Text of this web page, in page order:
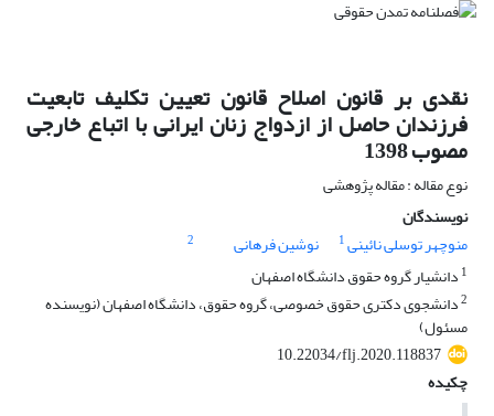
نقدی بر قانون اصلاح قانون تعیین تکلیف تابعیت
فرزندان حاصل از ازدواج زنان ایرانی با اتباع خارجی
مصوب 1398
نوع مقاله : مقاله پژوهشی
نویسندگان
منوچهر توسلی نائینی1 نوشین فرهانی
2
1 دانشیار گروه حقوق دانشگاه اصفهان
2دانشجوی دکتری حقوق خصوصی، گروه حقوق، دانشگاه اصفهان (نویسنده
مسئول)
10.22034/flj.2020.118837
چکیده